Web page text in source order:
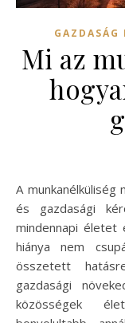
GAZDASÁG
Mi az
A munkanélküliség napjaink egyik legkényesebb társadalmi
és gazdasági
mindennapi életet
hiánya nem
összetett
gazdasági
közösségek